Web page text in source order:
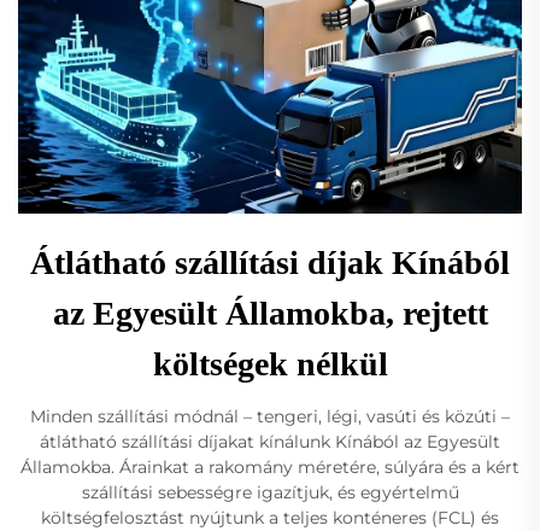
Átlátható szállítási díjak Kínából
az Egyesült Államokba, rejtett
költségek nélkül
Minden szállítási módnál – tengeri, légi, vasúti és közúti –
átlátható szállítási díjakat kínálunk Kínából az Egyesült
Államokba. Árainkat a rakomány méretére, súlyára és a kért
szállítási sebességre igazítjuk, és egyértelmű
költségfelosztást nyújtunk a teljes konténeres (FCL) és